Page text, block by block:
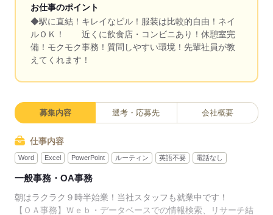
お仕事のポイント
◆駅に直結！キレイなビル！服装は比較的自由！ネイ
ルＯＫ！ 近くに飲食店・コンビニあり！休憩室完
備！モクモク事務！質問しやすい環境！先輩社員が教
えてくれます！
募集内容 選考・応募先 会社概要
仕事内容
Word Excel PowerPoint ルーティン 英語不要 電話なし
一般事務・OA事務
朝はラクラク９時半始業！当社スタッフも就業中です！
【ＯＡ事務】Ｗｅｂ・データベースでの情報検索、リサーチ結